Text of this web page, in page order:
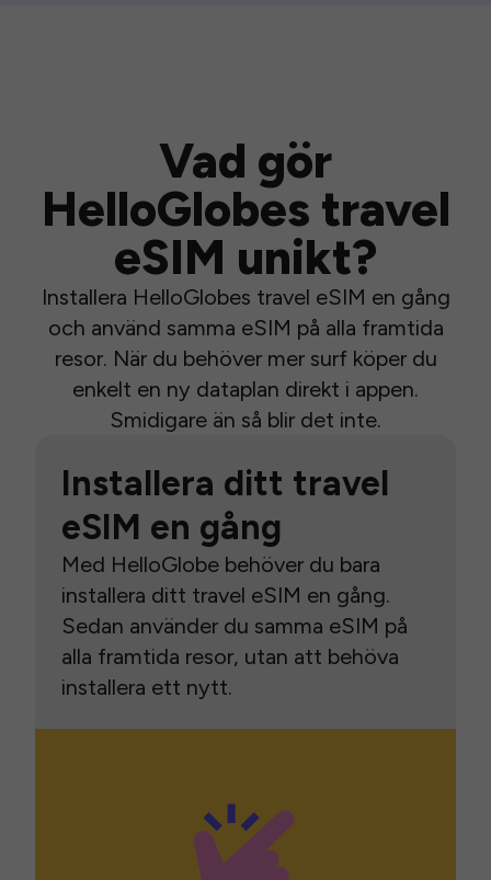
Vad gör
HelloGlobes travel
eSIM unikt?
Installera HelloGlobes travel eSIM en gång
och använd samma eSIM på alla framtida
resor. När du behöver mer surf köper du
enkelt en ny dataplan direkt i appen.
Smidigare än så blir det inte.
Installera ditt travel
eSIM en gång
Med HelloGlobe behöver du bara
installera ditt travel eSIM en gång.
Sedan använder du samma eSIM på
alla framtida resor, utan att behöva
installera ett nytt.